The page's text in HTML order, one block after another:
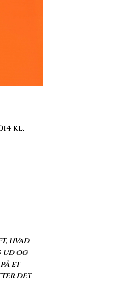
kl.
hvad
ud og
et
det